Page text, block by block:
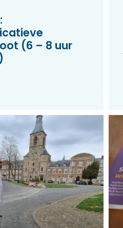
(6 – 8 uur